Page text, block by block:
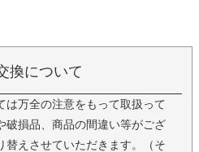
換について
は万全の注意をもって取扱って
破損品、商品の間違い等がござ
替えさせていただきます。（そ